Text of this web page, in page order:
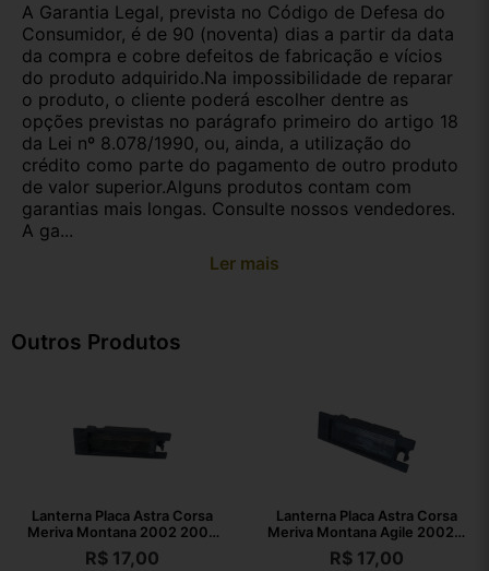
A Garantia Legal, prevista no Código de Defesa do
Consumidor, é de 90 (noventa) dias a partir da data
da compra e cobre defeitos de fabricação e vícios
do produto adquirido.Na impossibilidade de reparar
o produto, o cliente poderá escolher dentre as
opções previstas no parágrafo primeiro do artigo 18
da Lei nº 8.078/1990, ou, ainda, a utilização do
crédito como parte do pagamento de outro produto
de valor superior.Alguns produtos contam com
garantias mais longas. Consulte nossos vendedores.
A ga...
Ler mais
Outros Produtos
Lanterna Placa Astra Corsa
Meriva Montana 2002 2003
A 2010
R$ 17,00
Lanterna Placa Astra Corsa
Meriva Montana Agile 2002 A
2010
R$ 17,00